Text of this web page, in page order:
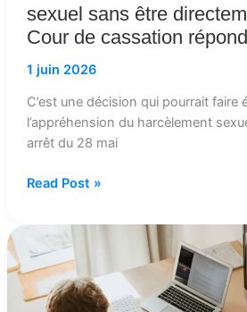
sexuel sans être
Cour de cassation
1 juin 2026
C’est une décision qui pourrait faire
l’appréhension du harcèlement
arrêt du 28 mai
cassation
répond
Read Post »
Copies
hiérarchiques,
traçabilité,
relances